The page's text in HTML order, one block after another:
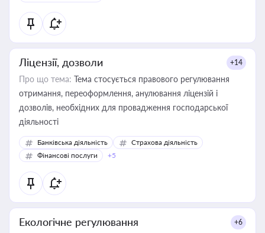
Ліцензії, дозволи +14
Про що тема: Тема стосується правового регулювання
отримання, переоформлення, анулювання ліцензій і
дозволів, необхідних для провадження господарської
діяльності
Банківська діяльність
Страхова діяльність
Фінансові послуги
+5
Екологічне регулювання +6